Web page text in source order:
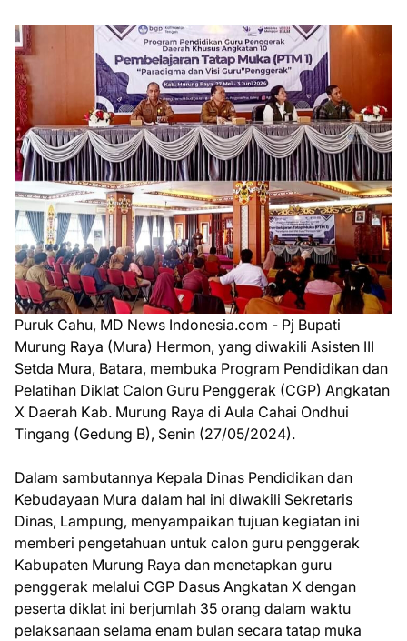
Puruk Cahu, MD News Indonesia.com - Pj Bupati
Murung Raya (Mura) Hermon, yang diwakili Asisten III
Setda Mura, Batara, membuka Program Pendidikan dan
Pelatihan Diklat Calon Guru Penggerak (CGP) Angkatan
X Daerah Kab. Murung Raya di Aula Cahai Ondhui
Tingang (Gedung B), Senin (27/05/2024).
Dalam sambutannya Kepala Dinas Pendidikan dan
Kebudayaan Mura dalam hal ini diwakili Sekretaris
Dinas, Lampung, menyampaikan tujuan kegiatan ini
memberi pengetahuan untuk calon guru penggerak
Kabupaten Murung Raya dan menetapkan guru
penggerak melalui CGP Dasus Angkatan X dengan
peserta diklat ini berjumlah 35 orang dalam waktu
pelaksanaan selama enam bulan secara tatap muka